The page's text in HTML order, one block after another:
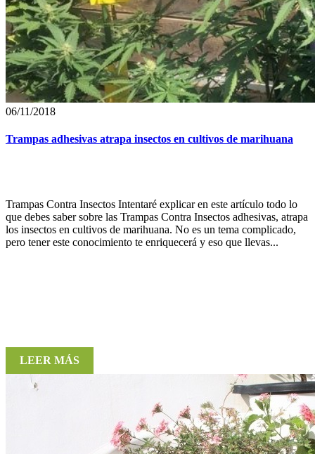
06/11/2018
Trampas adhesivas atrapa insectos en cultivos de marihuana
Trampas Contra Insectos Intentaré explicar en este artículo todo lo
que debes saber sobre las Trampas Contra Insectos adhesivas, atrapa
los insectos en cultivos de marihuana. No es un tema complicado,
pero tener este conocimiento te enriquecerá y eso que llevas...
LEER MÁS